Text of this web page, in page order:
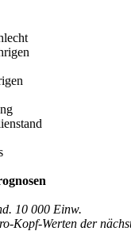
10 000 Einw.
Kopf-Werten der